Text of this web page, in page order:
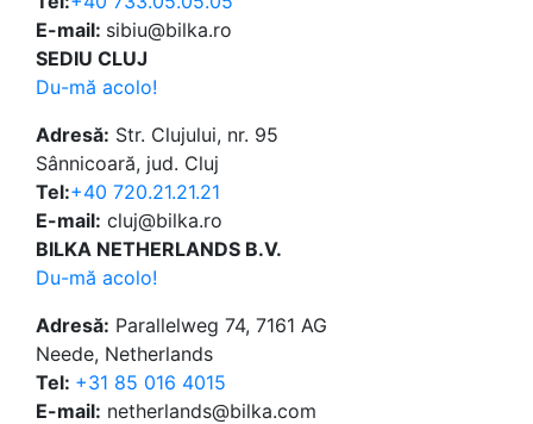
E-mail: sibiu@bilka.ro
SEDIU CLUJ
Du-mă acolo!
Adresă: Str. Clujului, nr. 95
Sânnicoară, jud. Cluj
Tel:+40 720.21.21.21
E-mail: cluj@bilka.ro
BILKA NETHERLANDS B.V.
Du-mă acolo!
Adresă: Parallelweg 74, 7161 AG
Neede, Netherlands
Tel: +31 85 016 4015
E-mail: netherlands@bilka.com